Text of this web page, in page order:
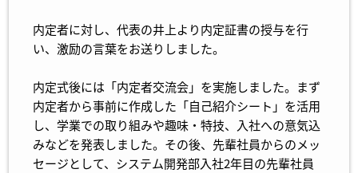
内定者に対し、代表の井上より内定証書の授与を行
い、激励の言葉をお送りしました。
内定式後には「内定者交流会」を実施しました。まず
内定者から事前に作成した「自己紹介シート」を活用
し、学業での取り組みや趣味・特技、入社への意気込
みなどを発表しました。その後、先輩社員からのメッ
セージとして、システム開発部入社2年目の先輩社員